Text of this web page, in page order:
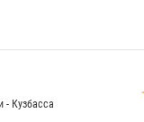
- Кузбасса